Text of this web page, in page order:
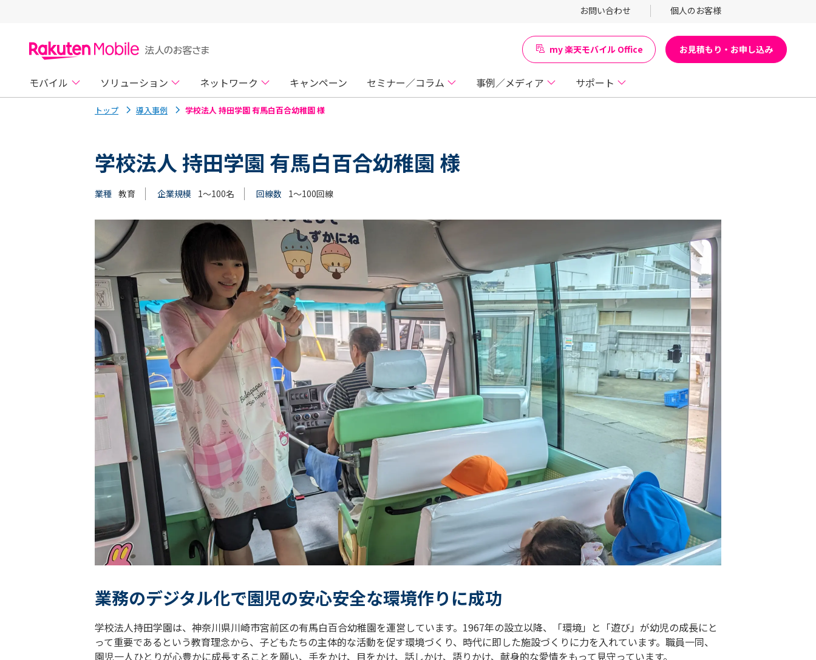
my 楽天モバイル Office お見積もり・お申し込み
お問い合わせ 個人のお客様
モバイル ソリューション ネットワーク キャンペーン セミナー／コラム 事例／メディア サポート
トップ 導入事例 学校法人 持田学園 有馬白百合幼稚園 様
学校法人 持田学園 有馬白百合幼稚園 様
業種 教育 企業規模 1～100名 回線数 1～100回線
業務のデジタル化で園児の安心安全な環境作りに成功
学校法人持田学園は、神奈川県川崎市宮前区の有馬白百合幼稚園を運営しています。1967年の設立以降、「環境」と「遊び」が幼児の成長にと
って重要であるという教育理念から、子どもたちの主体的な活動を促す環境づくり、時代に即した施設づくりに力を入れています。職員一同、
園児一人ひとりが心豊かに成長することを願い、手をかけ、目をかけ、話しかけ、語りかけ、献身的な愛情をもって見守っています。